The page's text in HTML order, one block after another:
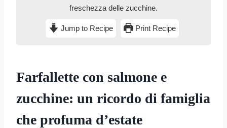
freschezza delle zucchine.
Jump to Recipe Print Recipe
Farfallette con salmone e
zucchine: un ricordo di famiglia
che profuma d’estate